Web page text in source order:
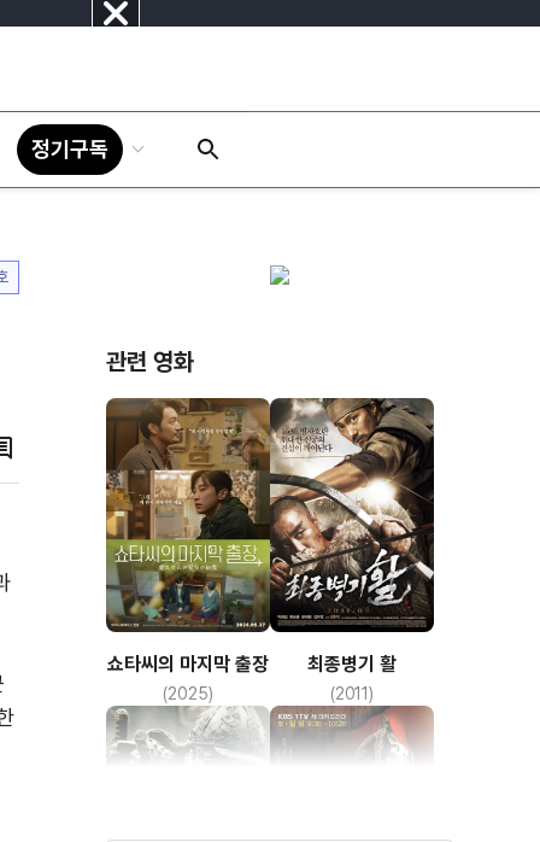
닫
정기구독
댓
글
관련 영화
쇼타씨의 마지막 출장
(2025)
최종병기 활
(2011)